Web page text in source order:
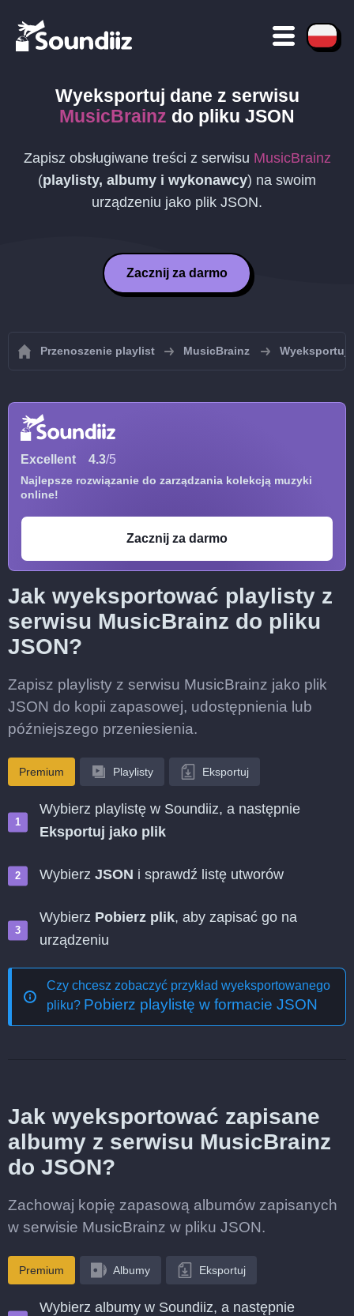
Wyeksportuj dane z serwisu
MusicBrainz do pliku JSON
Zapisz obsługiwane treści z serwisu MusicBrainz
(playlisty, albumy i wykonawcy) na swoim
urządzeniu jako plik JSON.
Zacznij za darmo
Przenoszenie playlist MusicBrainz Wyeksportuj
Excellent 4.3/5
Najlepsze rozwiązanie do zarządzania kolekcją muzyki
online!
Zacznij za darmo
Jak wyeksportować playlisty z
serwisu MusicBrainz do pliku
JSON?
Zapisz playlisty z serwisu MusicBrainz jako plik
JSON do kopii zapasowej, udostępnienia lub
późniejszego przeniesienia.
Premium Playlisty Eksportuj
Wybierz playlistę w Soundiiz, a następnie
Eksportuj jako plik
Wybierz JSON i sprawdź listę utworów
Wybierz Pobierz plik, aby zapisać go na
urządzeniu
Czy chcesz zobaczyć przykład wyeksportowanego
pliku? Pobierz playlistę w formacie JSON
Jak wyeksportować zapisane
albumy z serwisu MusicBrainz
do JSON?
Zachowaj kopię zapasową albumów zapisanych
w serwisie MusicBrainz w pliku JSON.
Premium Albumy Eksportuj
Wybierz albumy w Soundiiz, a następnie